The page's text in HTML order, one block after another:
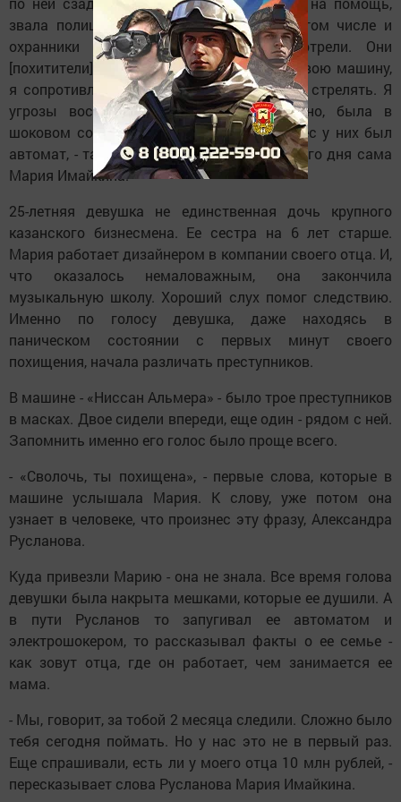
звала полицию, людей. Люди стояли, в том числе и
охранники «Тандема», они просто смотрели. Они
[похитители] начали меня затаскивать в свою машину,
я сопротивлялась, они сказали, что будут стрелять. Я
угрозы воспринимала абсолютно реально, была в
шоковом состоянии, потому что на перевес у них был
автомат, - так вспоминает события рокового дня сама
Мария Имайкина.
25-летняя девушка не единственная дочь крупного
казанского бизнесмена. Ее сестра на 6 лет старше.
Мария работает дизайнером в компании своего отца. И,
что оказалось немаловажным, она закончила
музыкальную школу. Хороший слух помог следствию.
Именно по голосу девушка, даже находясь в
паническом состоянии с первых минут своего
похищения, начала различать преступников.
В машине - «Ниссан Альмера» - было трое преступников
в масках. Двое сидели впереди, еще один - рядом с ней.
Запомнить именно его голос было проще всего.
- «Сволочь, ты похищена», - первые слова, которые в
машине услышала Мария. К слову, уже потом она
узнает в человеке, что произнес эту фразу, Александра
Русланова.
Куда привезли Марию - она не знала. Все время голова
девушки была накрыта мешками, которые ее душили. А
в пути Русланов то запугивал ее автоматом и
электрошокером, то рассказывал факты о ее семье -
как зовут отца, где он работает, чем занимается ее
мама.
- Мы, говорит, за тобой 2 месяца следили. Сложно было
тебя сегодня поймать. Но у нас это не в первый раз.
Еще спрашивали, есть ли у моего отца 10 млн рублей, -
пересказывает слова Русланова Мария Имайкина.